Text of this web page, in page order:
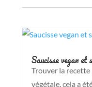
Saucisse vegan et
Trouver la recette
végétale, cela a